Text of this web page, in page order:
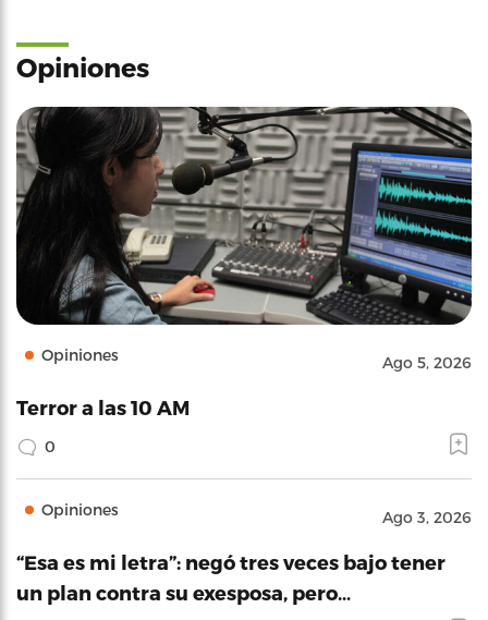
Opiniones
Opiniones Ago 5, 2026
Terror a las 10 AM
0
Opiniones Ago 3, 2026
“Esa es mi letra”: negó tres veces bajo tener
un plan contra su exesposa, pero…